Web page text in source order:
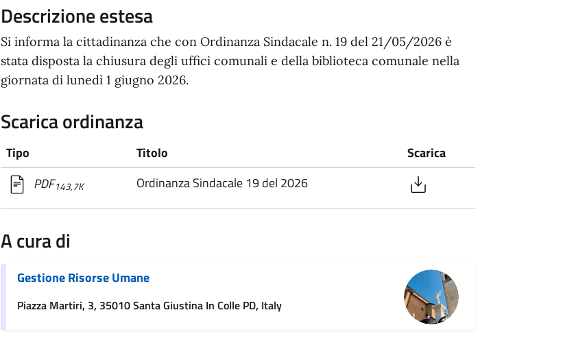
Descrizione estesa
Si informa la cittadinanza che con Ordinanza Sindacale n. 19 del 21/05/2026 è
stata disposta la chiusura degli uffici comunali e della biblioteca comunale nella
giornata di lunedì 1 giugno 2026.
Scarica ordinanza
Tipo Titolo
Scarica
PDF143,7K Ordinanza Sindacale 19 del 2026
A cura di
Gestione Risorse Umane
Piazza Martiri, 3, 35010 Santa Giustina In Colle PD, Italy